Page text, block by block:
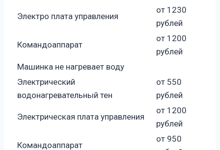
Электро плата управления
от 1230
рублей
Командоаппарат
от 1200
рублей
Машинка не нагревает воду
Электрический
водонагревательный тен
от 550
рублей
Электрическая плата управления
от 1200
рублей
Командоаппарат
от 950